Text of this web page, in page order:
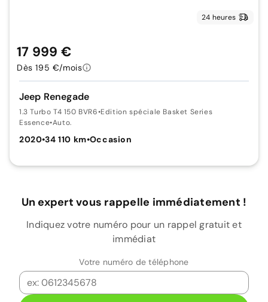
24 heures
Jeep Renegade
1.3 Turbo T4 150 BVR6•Edition spéciale Basket Series
Essence•Auto.
2020•34 110 km•Occasion
17 999 €
Dès 195 €/mois
Un expert vous rappelle immédiatement !
Indiquez votre numéro pour un rappel gratuit et
immédiat
Votre numéro de téléphone